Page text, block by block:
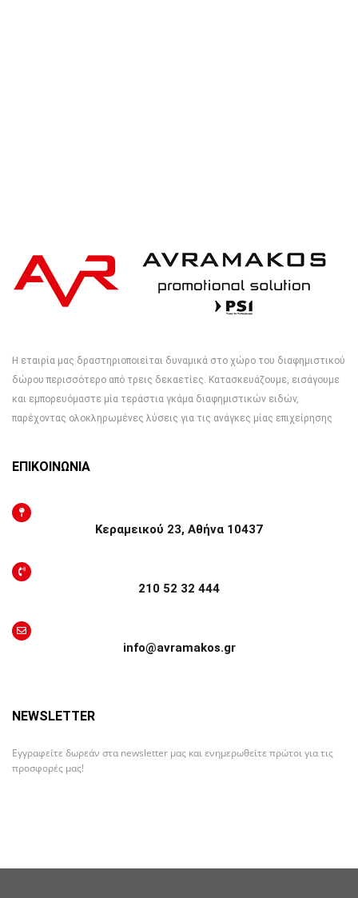
Η εταιρία μας δραστηριοποιείται δυναμικά στο χώρο του διαφημιστικού
δώρου περισσότερο από τρεις δεκαετίες. Κατασκευάζουμε, εισάγουμε
και εμπορευόμαστε μία τεράστια γκάμα διαφημιστικών ειδών,
παρέχοντας ολοκληρωμένες λύσεις για τις ανάγκες μίας επιχείρησης
ΕΠΙΚΟΙΝΩΝΙΑ
Κεραμεικού 23, Αθήνα 10437
210 52 32 444
info@avramakos.gr
NEWSLETTER
Εγγραφείτε δωρεάν στα newsletter μας και ενημερωθείτε πρώτοι για τις
προσφορές μας!